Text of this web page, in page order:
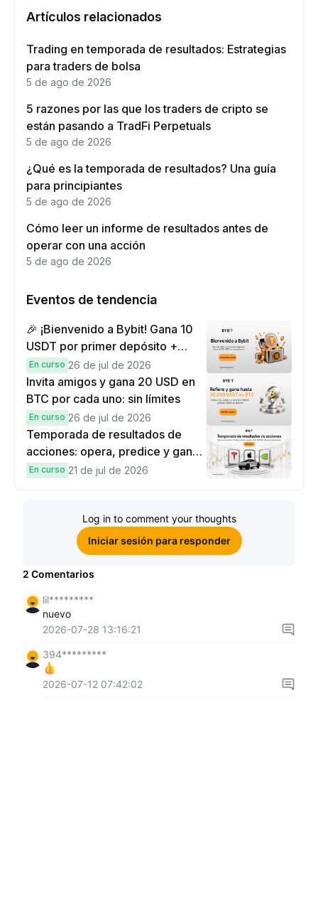
Artículos relacionados
Trading en temporada de resultados: Estrategias
para traders de bolsa
5 de ago de 2026
5 razones por las que los traders de cripto se
están pasando a TradFi Perpetuals
5 de ago de 2026
¿Qué es la temporada de resultados? Una guía
para principiantes
5 de ago de 2026
Cómo leer un informe de resultados antes de
operar con una acción
5 de ago de 2026
Eventos de tendencia
🎉 ¡Bienvenido a Bybit! Gana 10
USDT por primer depósito +
hasta 9,999 USDT en
recompensas
En curso 26 de jul de 2026
Invita amigos y gana 20 USD en
BTC por cada uno: sin límites
En curso 26 de jul de 2026
Temporada de resultados de
acciones: opera, predice y gana
una Cybertruck.
En curso 21 de jul de 2026
Log in to comment your thoughts
Iniciar sesión para responder
2 Comentarios
lil*********
nuevo
2026-07-28 13:16:21
394*********
2026-07-12 07:42:02